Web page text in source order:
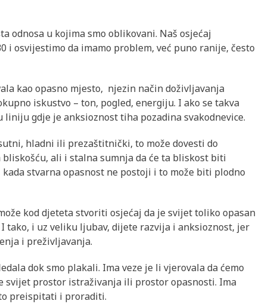
odnosa u kojima smo oblikovani. Naš osjećaj
osvijestimo da imamo problem, već puno ranije, često
kao opasno mjesto, njezin način doživljavanja
iskustvo – ton, pogled, energiju. I ako se takva
gdje je anksioznost tiha pozadina svakodnevice.
hladni ili prezaštitnički, to može dovesti do
ali i stalna sumnja da će ta bliskost biti
stvarna opasnost ne postoji i to može biti plodno
kod djeteta stvoriti osjećaj da je svijet toliko opasan
tako, i uz veliku ljubav, dijete razvija i anksioznost, jer
i preživljavanja.
dok smo plakali. Ima veze je li vjerovala da ćemo
svijet prostor istraživanja ili prostor opasnosti. Ima
preispitati i proraditi.